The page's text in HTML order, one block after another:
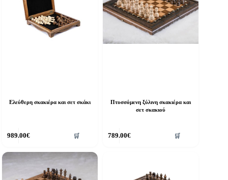
Ελεύθερη σκακιέρα και σετ σκάκι
989.00€ 🛒
Πτυσσόμενη ξύλινη σκακιέρα και
σετ σκακιού
789.00€ 🛒